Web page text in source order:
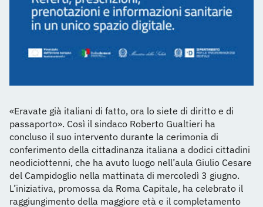
«Eravate già italiani di fatto, ora lo siete di diritto e di
passaporto». Così il sindaco Roberto Gualtieri ha
concluso il suo intervento durante la cerimonia di
conferimento della cittadinanza italiana a dodici cittadini
neodiciottenni, che ha avuto luogo nell’aula Giulio Cesare
del Campidoglio nella mattinata di mercoledì 3 giugno.
L’iniziativa, promossa da Roma Capitale, ha celebrato il
raggiungimento della maggiore età e il completamento